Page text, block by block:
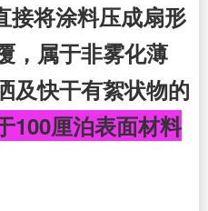
接将涂料压成扇形
，属于非雾化薄
及快干有絮状物的
100厘泊表面材料